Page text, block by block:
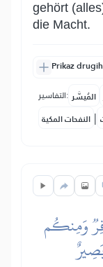
gehört
die Macht.
Prikaz
التفاسير: المُيسَّر
النفحات المكية |
وَمِنكُم